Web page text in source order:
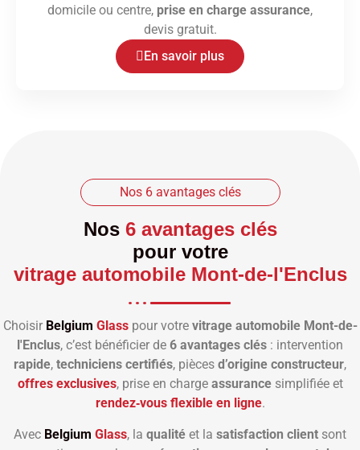
domicile ou centre, prise en charge assurance,
devis gratuit.
En savoir plus
Nos 6 avantages clés
Nos 6 avantages clés
pour votre
vitrage automobile Mont-de-l'Enclus
Choisir Belgium Glasspour votre vitrage automobile Mont-de-
l'Enclus, c’est bénéficier de 6 avantages clés : intervention
rapide, techniciens certifiés, pièces d’origine constructeur,
offres exclusives, prise en charge assurancesimplifiée et
rendez‑vous flexible en ligne.
Avec Belgium Glass, la qualité et la satisfaction client sont